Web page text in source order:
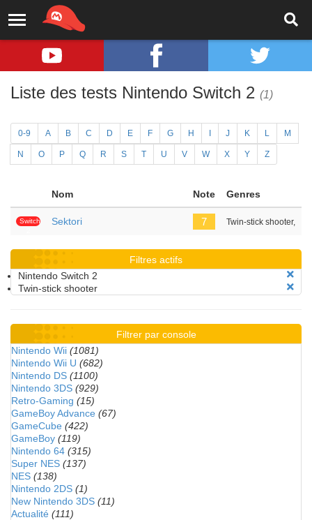
Liste des tests Nintendo Switch 2 (1)
0-9 A B C D E F G H J K L M
N O P Q R S T U V W X Y Z
Nom Note Genres
Switch
Sektori 7 Twin-stick shooter,
Filtres actifs
Nintendo Switch 2
Twin-stick shooter
Filtrer par console
Nintendo Wii (1081)
Nintendo Wii U (682)
Nintendo DS (1100)
Nintendo 3DS (929)
Retro-Gaming (15)
GameBoy Advance (67)
GameCube (422)
GameBoy (119)
Nintendo 64 (315)
Super NES (137)
NES (138)
Nintendo 2DS (1)
New Nintendo 3DS (11)
Actualité (111)